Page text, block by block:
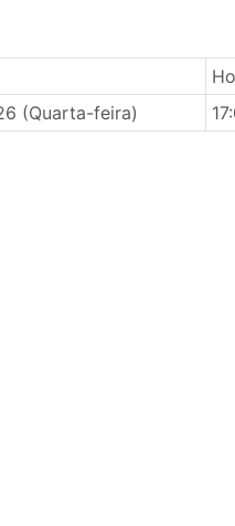
(Quarta-feira)